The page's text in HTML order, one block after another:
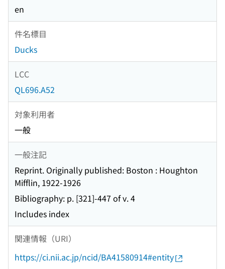
en
件名標目
Ducks
LCC
QL696.A52
対象利用者
一般
一般注記
Reprint. Originally published: Boston : Houghton
Mifflin, 1922-1926
Bibliography: p. [321]-447 of v. 4
Includes index
関連情報（URI）
https://ci.nii.ac.jp/ncid/BA41580914#entity